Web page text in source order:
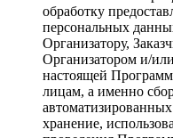
обработку
персональных
Организатору,
Организатором и/
настоящей
лицам, а именно
хранение,